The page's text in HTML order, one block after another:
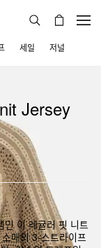
세일 저널
Jersey
이 레귤러 핏 니트
매의 3-스트라이프